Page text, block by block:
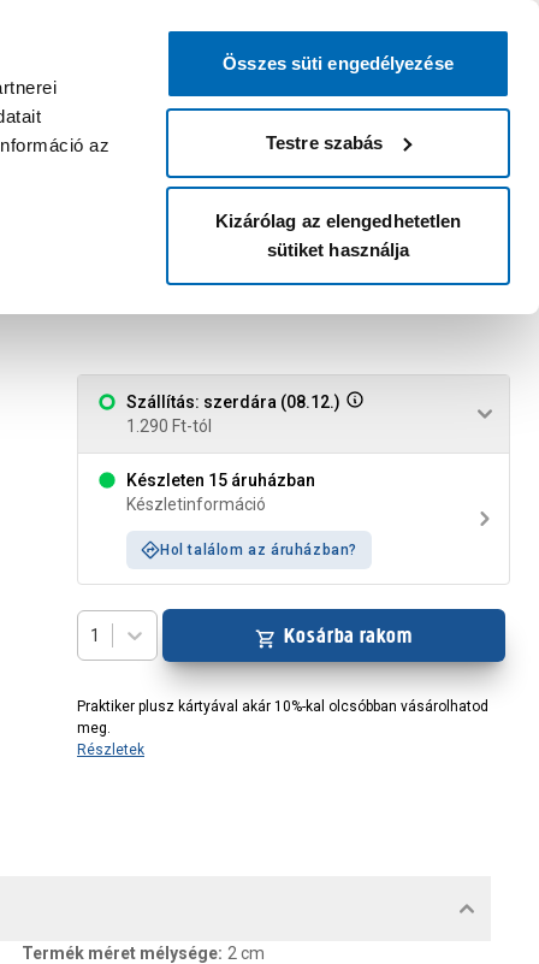
az
Összes süti engedélyezése
Testre szabás
Kizárólag az elengedhetetlen
sütiket használja
bejelentkezni?
Belépés Listáim
Áruházak és szolgáltatások
Szállítás: szerdára (08.12.)
1.290 Ft-tól
Készleten 15 áruházban
Készletinformáció
Hol találom az áruházban?
1 Kosárba rakom
Praktiker plusz kártyával akár 10%-kal olcsóbban vásárolhatod
meg.
Részletek
Termék méret mélysége: 2 cm